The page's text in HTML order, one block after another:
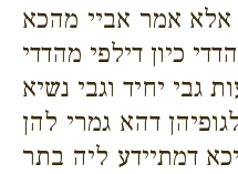
אמר אביי מהכא
כיון דילפי מהדדי
גבי יחיד וגבי נשיא
דהא גמרי להן
דמתיידע ליה בתר